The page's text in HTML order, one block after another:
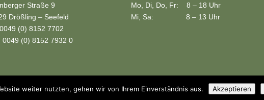
Straße 9
Drößling – Seefeld
(0) 8152 7702
0049 (0) 8152 7932 0
Mo, Di, Do, Fr: 8 – 18 Uhr
Mi, Sa: 8 – 13 Uhr
- gruenestreiben.de
weiter nutzten, gehen wir von Ihrem Einverständnis aus. Akzeptieren